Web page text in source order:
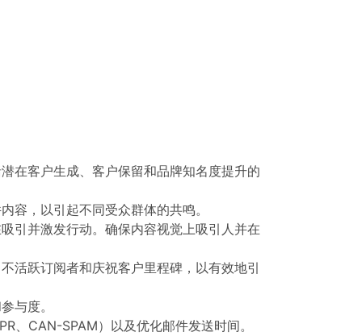
在客户生成、客户保留和品牌知名度提升的
容，以引起不同受众群体的共鸣。
引并激发行动。确保内容视觉上吸引人并在
活跃订阅者和庆祝客户里程碑，以有效地引
与度。
、CAN-SPAM）以及优化邮件发送时间。